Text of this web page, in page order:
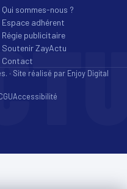
Qui sommes-nous ?
Espace adhérent
Régie publicitaire
Soutenir ZayActu
Contact
· Site réalisé par Enjoy Digital
Accessibilité